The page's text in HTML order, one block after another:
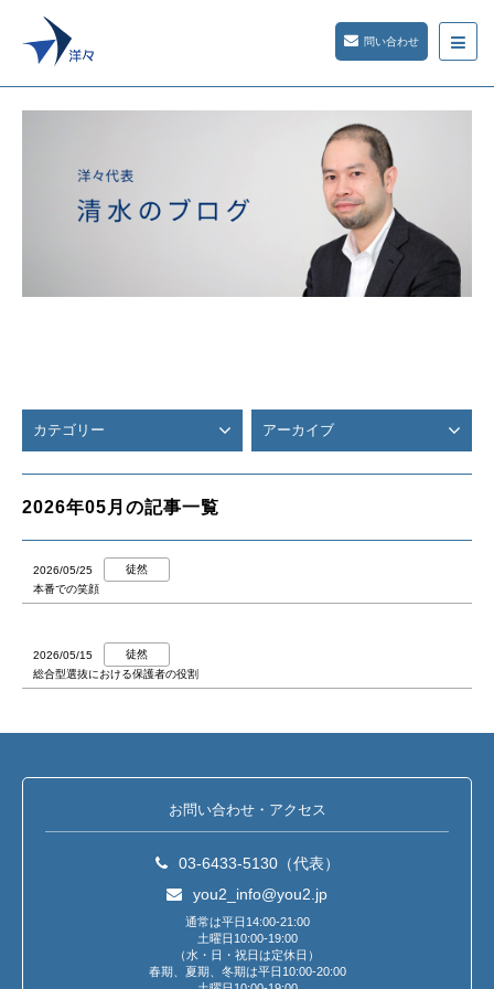
問い合わせ
カテゴリー アーカイブ
2026年05月の記事一覧
2026/05/25
徒然
本番での笑顔
2026/05/15
徒然
総合型選抜における保護者の役割
お問い合わせ・アクセス
03-6433-5130（代表）
you2_info@you2.jp
通常は平日14:00-21:00
土曜日10:00-19:00
（水・日・祝日は定休日）
春期、夏期、冬期は平日10:00-20:00